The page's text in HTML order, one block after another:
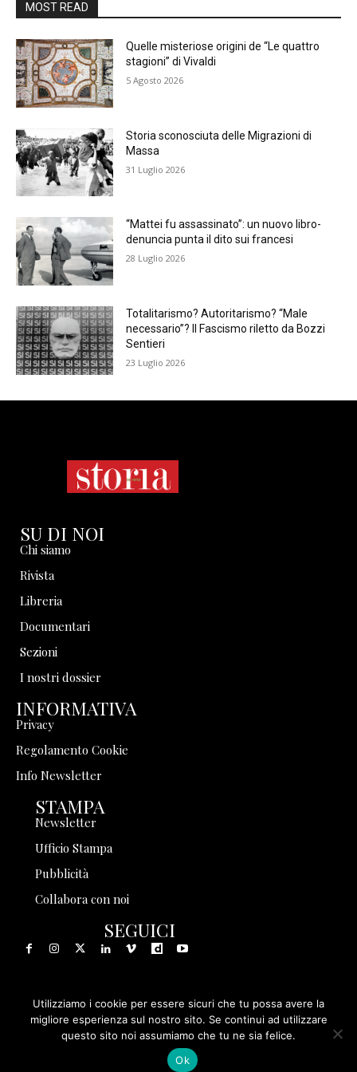
MOST READ
Quelle misteriose origini de “Le quattro
stagioni” di Vivaldi
5 Agosto 2026
Storia sconosciuta delle Migrazioni di
Massa
31 Luglio 2026
“Mattei fu assassinato”: un nuovo libro-
denuncia punta il dito sui francesi
28 Luglio 2026
Totalitarismo? Autoritarismo? “Male
necessario”? Il Fascismo riletto da Bozzi
Sentieri
23 Luglio 2026
SU DI NOI
Chi siamo
Rivista
Libreria
Documentari
Sezioni
I nostri dossier
INFORMATIVA
Privacy
Regolamento Cookie
Info Newsletter
STAMPA
Newsletter
Ufficio Stampa
Pubblicità
Collabora con noi
SEGUICI
© 1999 - 2025 Storia in Rete Srl - Tutti i diritti riservati - P.
IVA 08570971005
Utilizziamo i cookie per essere sicuri che tu possa avere la
migliore esperienza sul nostro sito. Se continui ad utilizzare
questo sito noi assumiamo che tu ne sia felice.
Ok